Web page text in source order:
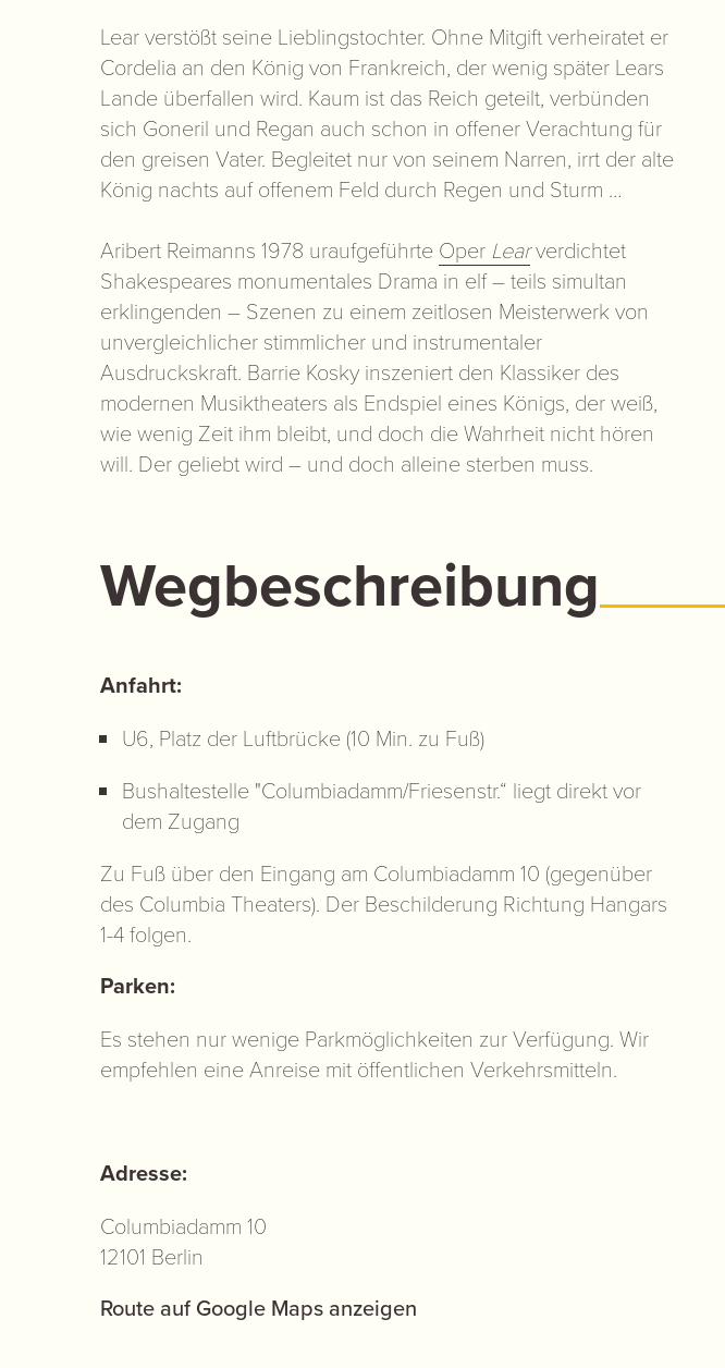
Lear verstößt seine Lieblingstochter. Ohne Mitgift verheiratet er
Cordelia an den König von Frankreich, der wenig später Lears
Lande überfallen wird. Kaum ist das Reich geteilt, verbünden
sich Goneril und Regan auch schon in offener Verachtung für
den greisen Vater. Begleitet nur von seinem Narren, irrt der alte
König nachts auf offenem Feld durch Regen und Sturm …
Aribert Reimanns 1978 uraufgeführte Oper Learverdichtet
Shakespeares monumentales Drama in elf – teils simultan
erklingenden – Szenen zu einem zeitlosen Meisterwerk von
unvergleichlicher stimmlicher und instrumentaler
Ausdruckskraft. Barrie Kosky inszeniert den Klassiker des
modernen Musiktheaters als Endspiel eines Königs, der weiß,
wie wenig Zeit ihm bleibt, und doch die Wahrheit nicht hören
will. Der geliebt wird – und doch alleine sterben muss.
Wegbeschreibung
Anfahrt:
U6, Platz der Luftbrücke (10 Min. zu Fuß)
Bushaltestelle "Columbiadamm/Friesenstr.“ liegt direkt vor
dem Zugang
Zu Fuß über den Eingang am Columbiadamm 10 (gegenüber
des Columbia Theaters). Der Beschilderung Richtung Hangars
1-4 folgen.
Parken:
Es stehen nur wenige Parkmöglichkeiten zur Verfügung. Wir
empfehlen eine Anreise mit öffentlichen Verkehrsmitteln.
Adresse:
Columbiadamm 10
12101 Berlin
Route auf Google Maps anzeigen